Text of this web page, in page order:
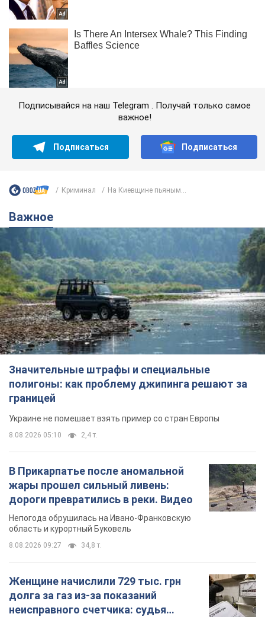
Подписывайся на наш Telegram . Получай только самое
важное!
Подписаться Подписаться
Криминал На Киевщине пьяным...
Важное
Значительные штрафы и специальные
полигоны: как проблему джипинга решают за
границей
Украине не помешает взять пример со стран Европы
8.08.2026 05:10 2,4 т.
В Прикарпатье после аномальной
жары прошел сильный ливень:
дороги превратились в реки. Видео
Непогода обрушилась на Ивано-Франковскую
область и курортный Буковель
8.08.2026 09:27 34,8 т.
Женщине начислили 729 тыс. грн
долга за газ из-за показаний
неисправного счетчика: судья